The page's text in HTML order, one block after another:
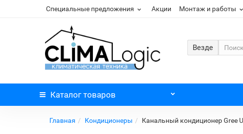
Специальные предложения Акции Монтаж и работы
Везде
Каталог товаров
Главная Кондиционеры Канальный кондиционер Gree